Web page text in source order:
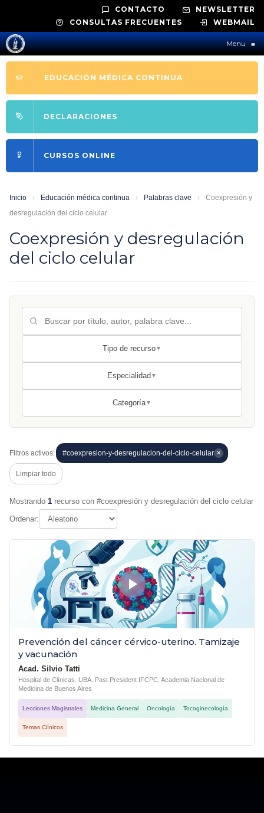
CONTACTO
NEWSLETTER
CONSULTAS FRECUENTES
WEBMAIL
Menu≡
EDUCACIÓN MÉDICA CONTINUA
DECLARACIONES
CURSOS ONLINE
Inicio › Educación médica continua › Palabras clave ›
Coexpresión y
desregulación del ciclo celular
Coexpresión y desregulación
del ciclo celular
Tipo de recurso▼
Especialidad ▼
Categoría▼
Filtros activos: #coexpresion-y-desregulacion-del-ciclo-celular ✕
Limpiar todo
Mostrando 1 recurso con #coexpresión y desregulación del ciclo celular
Ordenar:
Prevención del cáncer cérvico-uterino. Tamizaje
y vacunación
Acad. Silvio Tatti
Hospital de Clínicas. UBA. Past President IFCPC. Academia Nacional de
Medicina de Buenos Aires
Lecciones Magistrales Medicina General Oncología Tocoginecología
Temas Clínicos